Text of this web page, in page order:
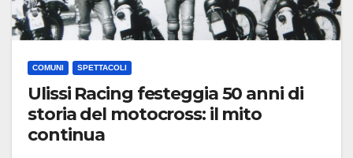
COMUNI SPETTACOLI
Ulissi Racing festeggia 50 anni di
storia del motocross: il mito
continua